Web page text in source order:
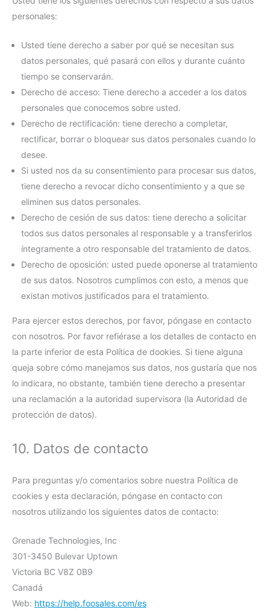
personales:
Usted tiene derecho a saber por qué se necesitan sus
datos personales, qué pasará con ellos y durante cuánto
tiempo se conservarán.
Derecho de acceso: Tiene derecho a acceder a los datos
personales que conocemos sobre usted.
Derecho de rectificación: tiene derecho a completar,
rectificar, borrar o bloquear sus datos personales cuando lo
desee.
Si usted nos da su consentimiento para procesar sus datos,
tiene derecho a revocar dicho consentimiento y a que se
eliminen sus datos personales.
Derecho de cesión de sus datos: tiene derecho a solicitar
todos sus datos personales al responsable y a transferirlos
íntegramente a otro responsable del tratamiento de datos.
Derecho de oposición: usted puede oponerse al tratamiento
de sus datos. Nosotros cumplimos con esto, a menos que
existan motivos justificados para el tratamiento.
Para ejercer estos derechos, por favor, póngase en contacto
con nosotros. Por favor refiérase a los detalles de contacto en
la parte inferior de esta Política de dookies. Si tiene alguna
queja sobre cómo manejamos sus datos, nos gustaría que nos
lo indicara, no obstante, también tiene derecho a presentar
una reclamación a la autoridad supervisora (la Autoridad de
protección de datos).
10. Datos de contacto
Para preguntas y/o comentarios sobre nuestra Política de
cookies y esta declaración, póngase en contacto con
nosotros utilizando los siguientes datos de contacto:
Grenade Technologies, Inc
301-3450 Bulevar Uptown
Victoria BC V8Z 0B9
Canadá
Web: https://help.foosales.com/es